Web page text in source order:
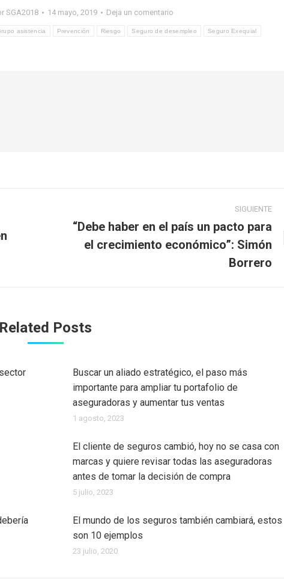
SGA2018 14 mayo, 2019 Deja un comentario
asistencia Prevención Riesgo Seguro de desempleo Seguro Exequial
SIGUIENTE
Publicación
“Debe haber en el país un pacto para
el crecimiento económico”: Simón
Borrero
Related Posts
Buscar un aliado estratégico, el paso más
importante para ampliar tu portafolio de
aseguradoras y aumentar tus ventas
1 agosto, 2023
El cliente de seguros cambió, hoy no se casa con
marcas y quiere revisar todas las aseguradoras
antes de tomar la decisión de compra
5 julio, 2023
El mundo de los seguros también cambiará, estos
son 10 ejemplos
23 julio, 2020